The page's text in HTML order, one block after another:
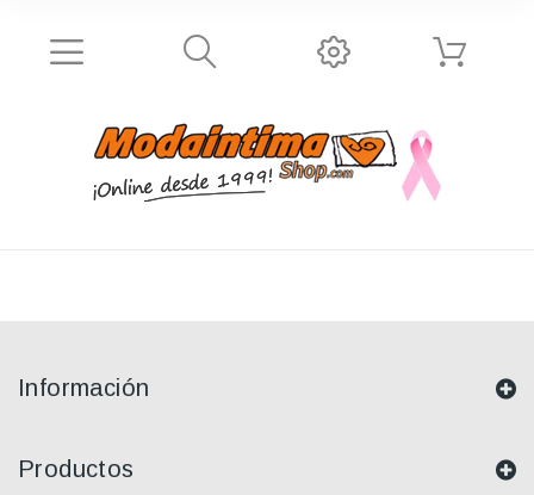
Información
Productos